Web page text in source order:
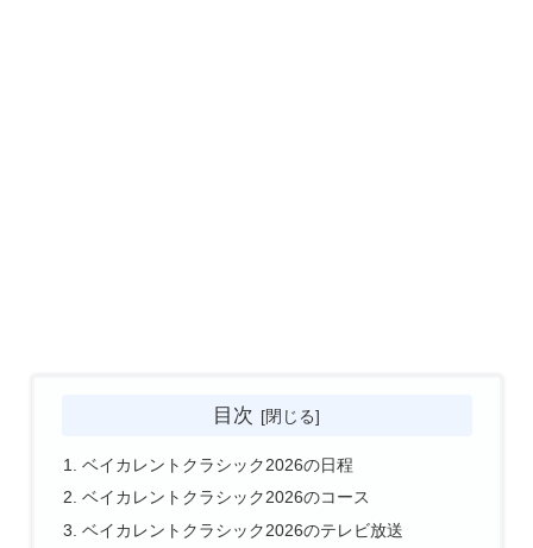
目次
ベイカレントクラシック2026の日程
ベイカレントクラシック2026のコース
ベイカレントクラシック2026のテレビ放送